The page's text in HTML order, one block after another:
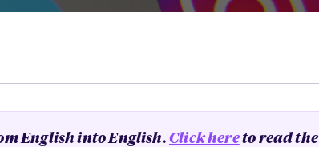
English into English. Click hereto read the